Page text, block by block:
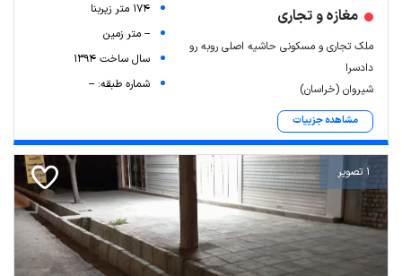
| Map data ©ariamarz.com
مغازه و تجاری
ملک تجاری و مسکونی حاشیه اصلی روبه رو
دادسرا
شیروان (خراسان)
مشاهده جزییات
174 متر زیربنا
-- متر زمین
سال ساخت 1394
شماره طبقه: --
1 تصویر